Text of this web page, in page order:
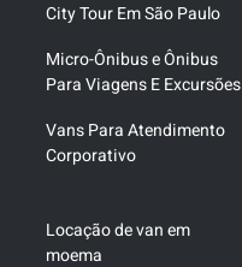
City Tour Em São Paulo
Micro-Ônibus e Ônibus
Para Viagens E Excursões
Vans Para Atendimento
Corporativo
Locação de van em
moema